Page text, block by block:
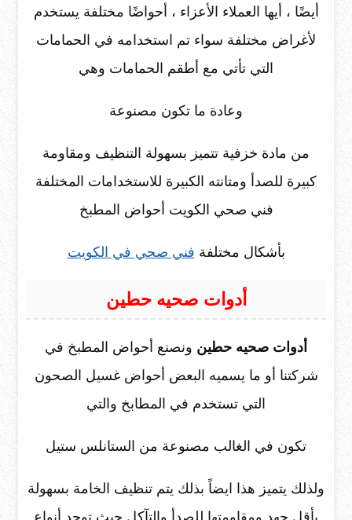
أيضًا ، أيها العملاء الأعزاء ، أحواضًا مختلفة يستخدم
لأغراض مختلفة سواء تم استخدامه في الحمامات
التي تأتي مع أطقم الحمامات وهي
وعادة ما تكون مصنوعة
من مادة خزفية تتميز بسهولة التنظيف ومقاومة
كبيرة للصدأ ومتانته الكبيرة للاستخدامات المختلفة
فني صحي الكويت أحواض المطبخ
بأشكال مختلفة فني صحي في الكويت
أدوات صحيه حطين
أدوات صحيه حطين ونصنع أحواض المطبخ في
شركتنا أو ما يسميه البعض أحواض غسيل الصحون
التي تستخدم في المطابخ والتي
تكون في الغالب مصنوعة من الستانلس ستيل
ولذلك يتميز هذا ايضاً بذلك يتم تنظيف الخامة بسهولة